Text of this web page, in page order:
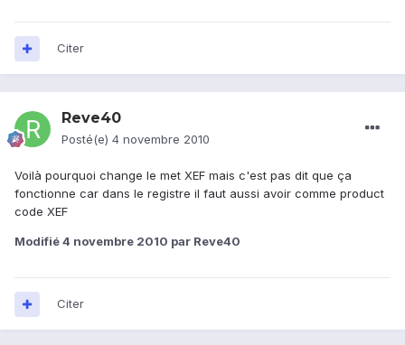
Citer
Reve40
Posté(e) 4 novembre 2010
Voilà pourquoi change le met XEF mais c'est pas dit que ça
fonctionne car dans le registre il faut aussi avoir comme product
code XEF
Modifié4 novembre 2010 par Reve40
Citer